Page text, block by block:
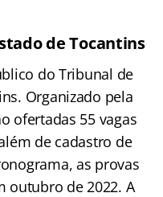
de Tocantins
do Tribunal de
Organizado pela
ofertadas 55 vagas
de cadastro de
as provas
outubro de 2022. A